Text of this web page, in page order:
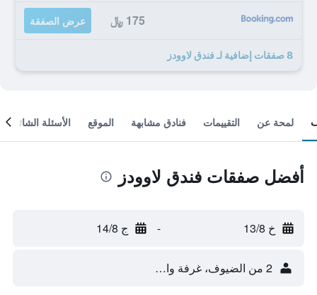
175 ﷼ عرض الصفقة
8 صفقات إضافية لـ فندق لاوودز
لمحة عن التقييمات فنادق مشابهة الموقع الأسئلة الشائعة
أفضل صفقات فندق لاوودز
خ 13/8 - ج 14/8
2 من الضيوف، غرفة واحدة